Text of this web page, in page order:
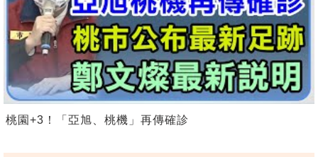
桃園+3！「亞旭、桃機」再傳確診